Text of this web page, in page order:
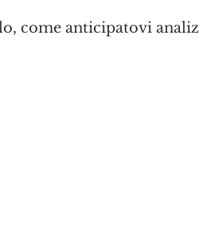
come anticipatovi